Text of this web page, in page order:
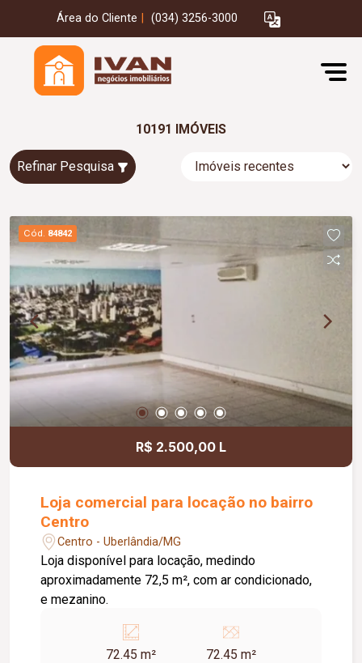
Área do Cliente (034) 3256-3000
10191 IMÓVEIS
Refinar Pesquisa
Cód. 84842
R$ 2.500,00 L
Loja comercial para locação no bairro
Centro
Centro - Uberlândia/MG
Loja disponível para locação, medindo
aproximadamente 72,5 m², com ar condicionado,
e mezanino.
72.45 m² 72.45 m²